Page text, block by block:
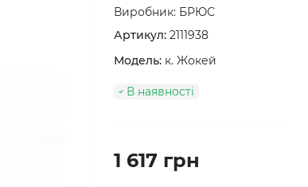
Виробник: БРЮС
Артикул: 2111938
Модель: к. Жокей
В наявності
1 617 грн